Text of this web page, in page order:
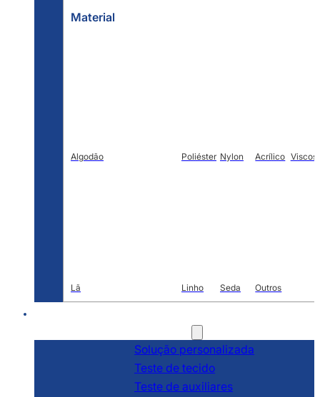
Material
Algodão Poliéster Nylon Acrílico
Lã Linho Seda Outros
Solução personalizada
Teste de tecido
Teste de auxiliares